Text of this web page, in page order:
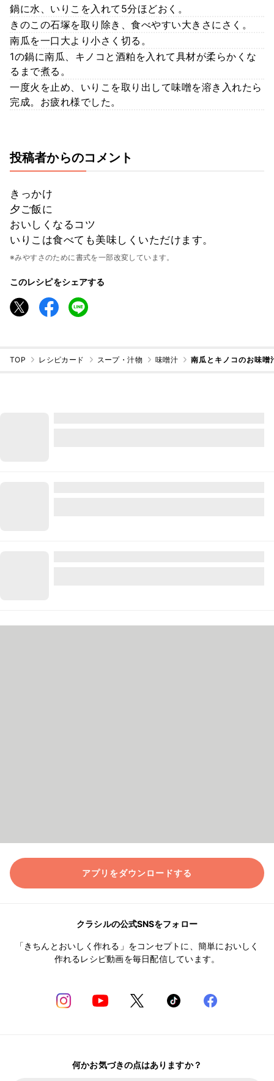
鍋に水、いりこを入れて5分ほどおく。
きのこの石塚を取り除き、食べやすい大きさにさく。
南瓜を一口大より小さく切る。
1の鍋に南瓜、キノコと酒粕を入れて具材が柔らかくな
るまで煮る。
一度火を止め、いりこを取り出して味噌を溶き入れたら
完成。お疲れ様でした。
投稿者からのコメント
きっかけ
夕ご飯に
おいしくなるコツ
いりこは食べても美味しくいただけます。
※みやすさのために書式を一部改変しています。
このレシピをシェアする
TOP レシピカード スープ・汁物 味噌汁 南瓜とキノコのお味噌
アプリをダウンロードする
クラシルの公式SNSをフォロー
「きちんとおいしく作れる」をコンセプトに、簡単においしく
作れるレシピ動画を毎日配信しています。
何かお気づきの点はありますか？